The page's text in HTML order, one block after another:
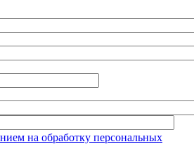
на обработку персональных